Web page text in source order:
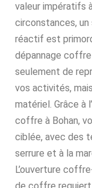
valeur impératifs
circonstances, un
réactif est
dépannage
seulement de
vos activités,
matériel. Grâce à
coffre à Bohan,
ciblée, avec des
serrure et à la
L’ouverture